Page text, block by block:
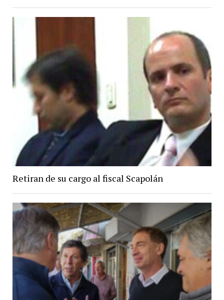
Retiran de su cargo al fiscal Scapolán